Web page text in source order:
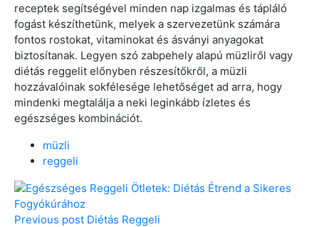
receptek segítségével minden nap izgalmas és tápláló
fogást készíthetünk, melyek a szervezetünk számára
fontos rostokat, vitaminokat és ásványi anyagokat
biztosítanak. Legyen szó zabpehely alapú müzliről vagy
diétás reggelit előnyben részesítőkről, a müzli
hozzávalóinak sokfélesége lehetőséget ad arra, hogy
mindenki megtalálja a neki leginkább ízletes és
egészséges kombinációt.
müzli
reggeli
Previous post Diétás Reggeli